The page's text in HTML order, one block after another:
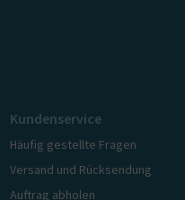
Kundenservice
Häufig gestellte Fragen
Versand und Rücksendung
Auftrag abholen